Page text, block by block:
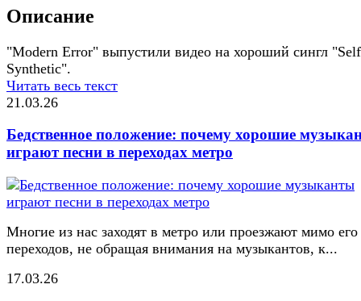
Описание
"Modern Error" выпустили видео на хороший сингл "Self
Synthetic".
Читать весь текст
21.03.26
Бедственное положение: почему хорошие
играют песни в переходах метро
Многие из нас заходят в метро или проезжают мимо его
переходов, не обращая внимания на музыкантов, к...
17.03.26